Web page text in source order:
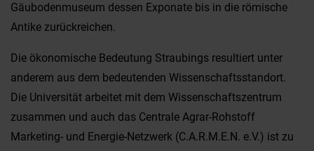
Gäubodenmuseum dessen Exponate bis in die römische
Antike zurückreichen.
Die ökonomische Bedeutung Straubings resultiert unter
anderem aus dem bedeutenden Wissenschaftsstandort.
Die Universität arbeitet mit dem Wissenschaftszentrum
zusammen und auch das Centrale Agrar-Rohstoff
Marketing- und Energie-Netzwerk (C.A.R.M.E.N. e.V.) ist zu